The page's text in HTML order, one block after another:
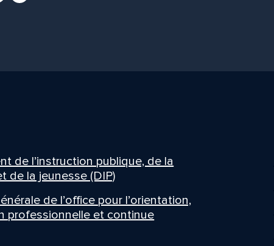
de l’instruction publique, de la
de la jeunesse (DIP)
de l’office pour l’orientation,
professionnelle et continue